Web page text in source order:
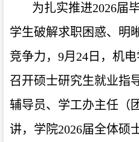
为扎实推进2026届
学生破解求职困惑、明
竞争力， 9月24日， 机
召开硕士研究生就业指
辅导员、学工办主任（
讲，学院2026届全体硕